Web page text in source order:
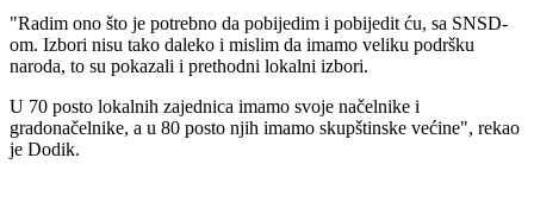
"Radim ono što je potrebno da pobijedim i pobijedit ću, sa SNSD-
om. Izbori nisu tako daleko i mislim da imamo veliku podršku
naroda, to su pokazali i prethodni lokalni izbori.
U 70 posto lokalnih zajednica imamo svoje načelnike i
gradonačelnike, a u 80 posto njih imamo skupštinske većine", rekao
je Dodik.